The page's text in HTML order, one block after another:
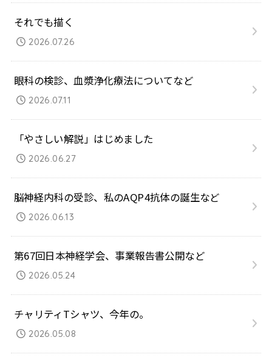
それでも描く
2026.07.26
眼科の検診、血漿浄化療法についてなど
2026.07.11
「やさしい解説」はじめました
2026.06.27
脳神経内科の受診、私のAQP4抗体の誕生など
2026.06.13
第67回日本神経学会、事業報告書公開など
2026.05.24
チャリティTシャツ、今年の。
2026.05.08